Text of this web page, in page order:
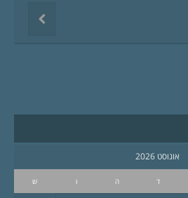
אוגוסט 2026
ד ה ו ש